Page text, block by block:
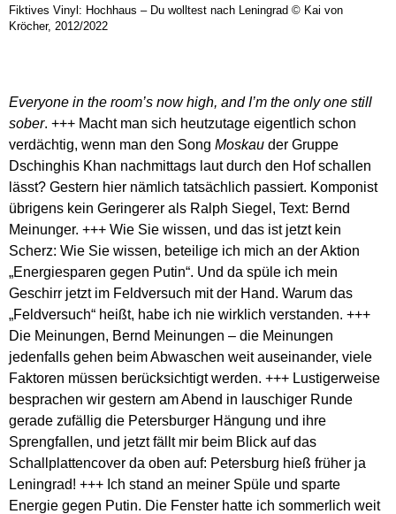
Fiktives Vinyl: Hochhaus – Du wolltest nach Leningrad © Kai von
Kröcher, 2012/2022
Everyone in the room’s now high, and I’m the only one still
sober. +++ Macht man sich heutzutage eigentlich schon
verdächtig, wenn man den Song Moskau der Gruppe
Dschinghis Khan nachmittags laut durch den Hof schallen
lässt? Gestern hier nämlich tatsächlich passiert. Komponist
übrigens kein Geringerer als Ralph Siegel, Text: Bernd
Meinunger. +++ Wie Sie wissen, und das ist jetzt kein
Scherz: Wie Sie wissen, beteilige ich mich an der Aktion
„Energiesparen gegen Putin“. Und da spüle ich mein
Geschirr jetzt im Feldversuch mit der Hand. Warum das
„Feldversuch“ heißt, habe ich nie wirklich verstanden. +++
Die Meinungen, Bernd Meinungen – die Meinungen
jedenfalls gehen beim Abwaschen weit auseinander, viele
Faktoren müssen berücksichtigt werden. +++ Lustigerweise
besprachen wir gestern am Abend in lauschiger Runde
gerade zufällig die Petersburger Hängung und ihre
Sprengfallen, und jetzt fällt mir beim Blick auf das
Schallplattencover da oben auf: Petersburg hieß früher ja
Leningrad! +++ Ich stand an meiner Spüle und sparte
Energie gegen Putin. Die Fenster hatte ich sommerlich weit